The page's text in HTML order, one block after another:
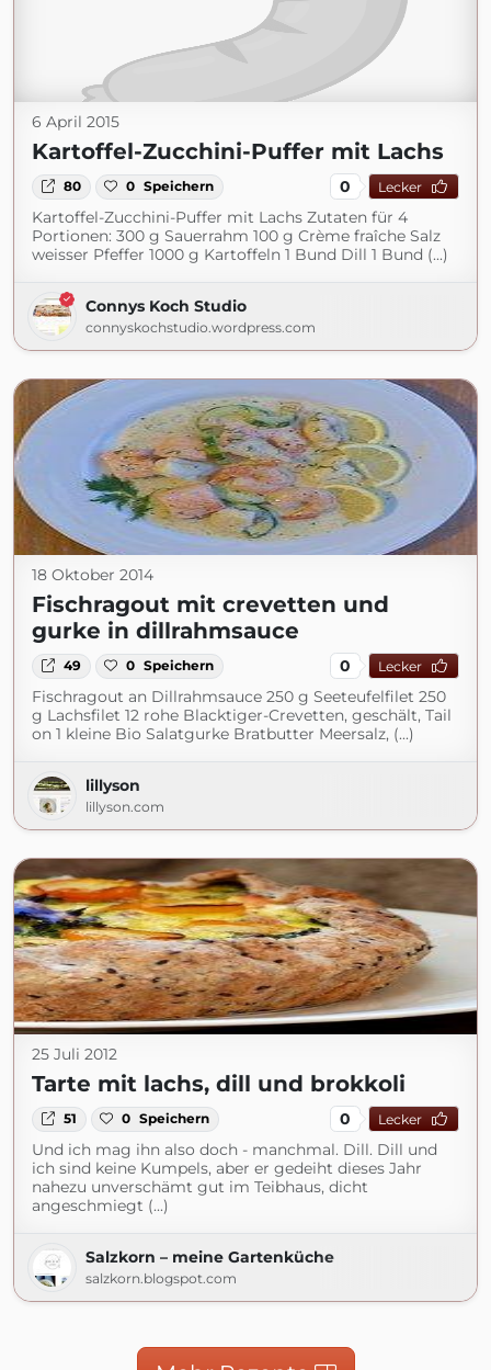
6 April 2015
Kartoffel-Zucchini-Puffer mit Lachs
80 0 Speichern 0 Lecker
Kartoffel-Zucchini-Puffer mit Lachs Zutaten für 4
Portionen: 300 g Sauerrahm 100 g Crème fraîche Salz
weisser Pfeffer 1000 g Kartoffeln 1 Bund Dill 1 Bund (...)
Connys Koch Studio
connyskochstudio.wordpress.com
18 Oktober 2014
Fischragout mit crevetten und
gurke in dillrahmsauce
49 0 Speichern 0 Lecker
Fischragout an Dillrahmsauce 250 g Seeteufelfilet 250
g Lachsfilet 12 rohe Blacktiger-Crevetten, geschält, Tail
on 1 kleine Bio Salatgurke Bratbutter Meersalz, (...)
lillyson
lillyson.com
25 Juli 2012
Tarte mit lachs, dill und brokkoli
51 0 Speichern 0 Lecker
Und ich mag ihn also doch - manchmal. Dill. Dill und
ich sind keine Kumpels, aber er gedeiht dieses Jahr
nahezu unverschämt gut im Teibhaus, dicht
angeschmiegt (...)
Salzkorn – meine Gartenküche
salzkorn.blogspot.com